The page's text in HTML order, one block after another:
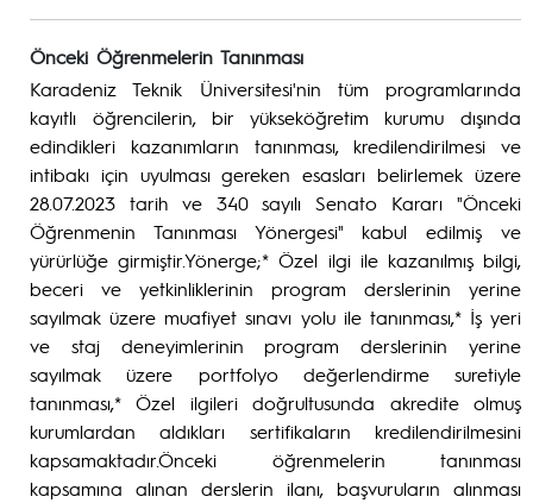
Önceki Öğrenmelerin Tanınması
Karadeniz Teknik Üniversitesi'nin tüm programlarında
kayıtlı öğrencilerin, bir yükseköğretim kurumu dışında
edindikleri kazanımların tanınması, kredilendirilmesi ve
intibakı için uyulması gereken esasları belirlemek üzere
28.07.2023 tarih ve 340 sayılı Senato Kararı "Önceki
Öğrenmenin Tanınması Yönergesi" kabul edilmiş ve
yürürlüğe girmiştir.Yönerge;* Özel ilgi ile kazanılmış bilgi,
beceri ve yetkinliklerinin program derslerinin yerine
sayılmak üzere muafiyet sınavı yolu ile tanınması,* İş yeri
ve staj deneyimlerinin program derslerinin yerine
sayılmak üzere portfolyo değerlendirme suretiyle
tanınması,* Özel ilgileri doğrultusunda akredite olmuş
kurumlardan aldıkları sertifikaların kredilendirilmesini
kapsamaktadır.Önceki öğrenmelerin tanınması
kapsamına alınan derslerin ilanı, başvuruların alınması